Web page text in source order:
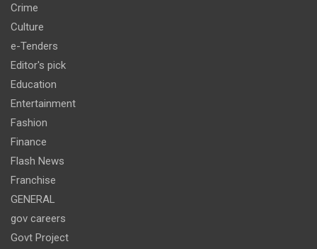
Crime
Culture
e-Tenders
Editor's pick
Education
Entertainment
Fashion
Finance
Flash News
Franchise
GENERAL
gov careers
Govt Project